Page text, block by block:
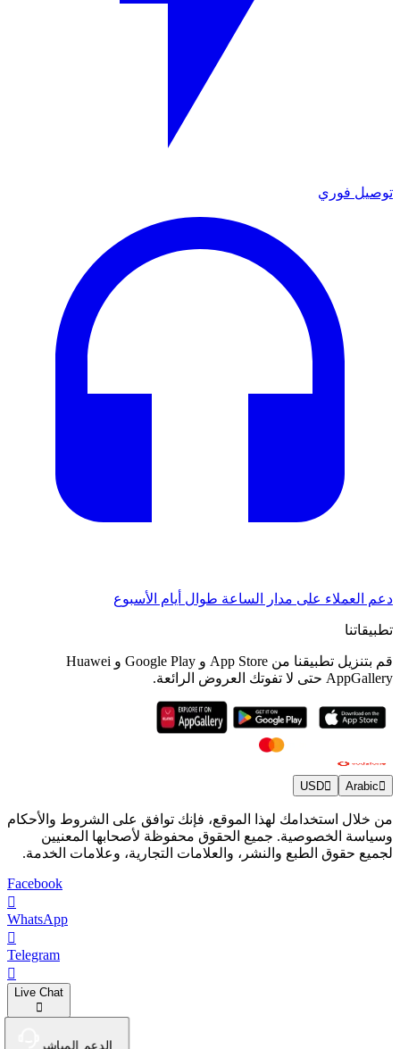
توصيل فوري
دعم العملاء على مدار الساعة طوال أيام الأسبوع
تطبيقاتنا
قم بتنزيل تطبيقنا من App Store و Google Play و Huawei
AppGallery حتى لا تفوتك العروض الرائعة.
Arabic
USD
من خلال استخدامك لهذا الموقع، فإنك توافق على الشروط والأحكام
وسياسة الخصوصية. جميع الحقوق محفوظة لأصحابها المعنيين
لجميع حقوق الطبع والنشر، والعلامات التجارية، وعلامات الخدمة.
Facebook
WhatsApp
Telegram
Live Chat
الدعم المباشر